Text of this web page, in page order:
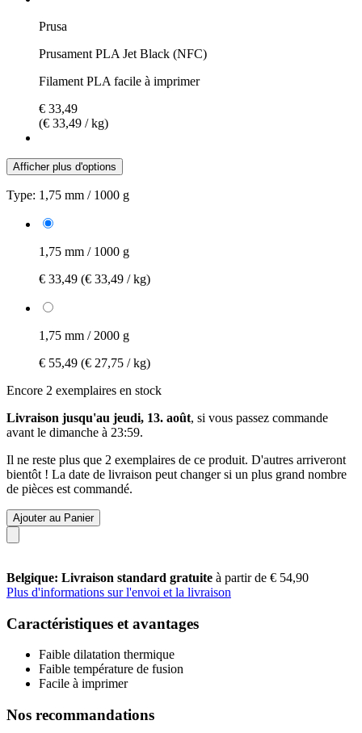
Prusa
Prusament PLA Jet Black (NFC)
Filament PLA facile à imprimer
€ 33,49
(€ 33,49 / kg)
Afficher plus d'options
Type: 1,75 mm / 1000 g
1,75 mm / 1000 g
€ 33,49 (€ 33,49 / kg)
1,75 mm / 2000 g
€ 55,49 (€ 27,75 / kg)
Encore 2 exemplaires en stock
Livraison jusqu'au jeudi, 13. août, si vous passez commande
avant le dimanche à 23:59.
Il ne reste plus que 2 exemplaires de ce produit. D'autres arriveront
bientôt ! La date de livraison peut changer si un plus grand nombre
de pièces est commandé.
Ajouter au Panier
Belgique: Livraison standard gratuite à partir de € 54,90
Plus d'informations sur l'envoi et la livraison
Caractéristiques et avantages
Faible dilatation thermique
Faible température de fusion
Facile à imprimer
Nos recommandations